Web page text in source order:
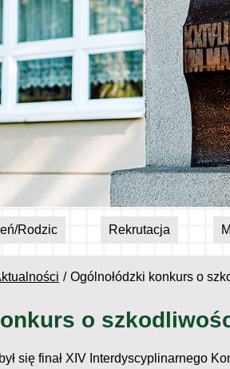
Rodzic Rekrutacja
Ogólnołódzki konkurs o
o
się finał XIV Interdyscyplinarnego